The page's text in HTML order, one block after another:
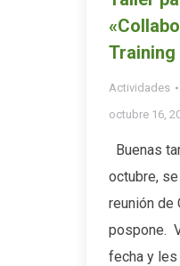
Training
Actividades
octubre 16,
Buenas
octubre,
reunión de
pospone.
fecha y les